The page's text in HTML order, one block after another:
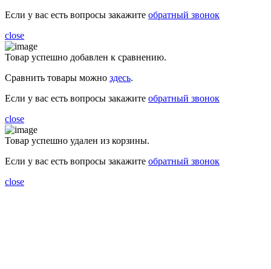
Если у вас есть вопросы закажите обратный звонок
close
Товар успешно добавлен к сравнению.
Сравнить товары можно здесь.
Если у вас есть вопросы закажите обратный звонок
close
Товар успешно удален из корзины.
Если у вас есть вопросы закажите обратный звонок
close